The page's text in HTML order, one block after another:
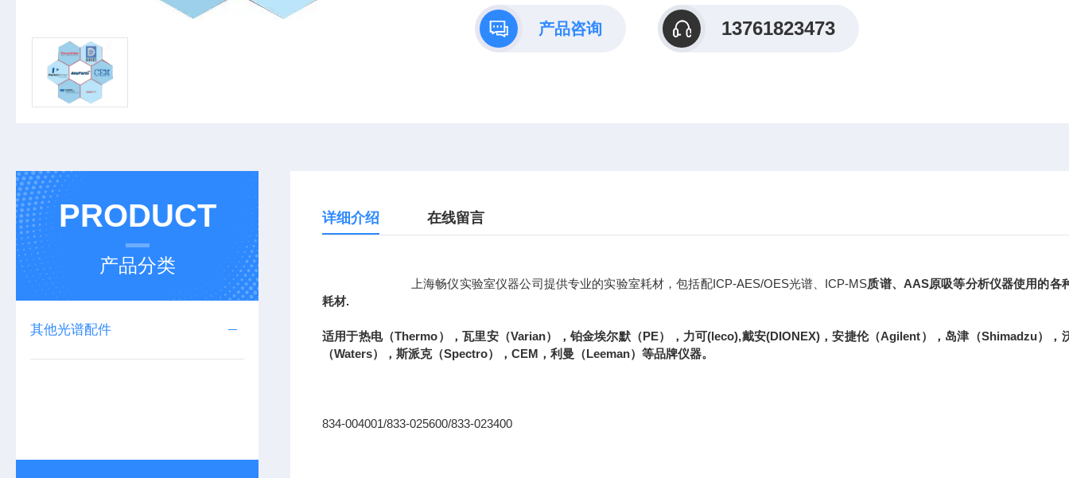
产品咨询 13761823473
PRODUCT
产品分类
其他光谱配件
详细介绍 在线留言
上海畅仪实验室仪器公司提供专业的实验室耗材，包括配ICP-AES/OES光谱、ICP-MS质谱、 AAS原吸等分析仪器使用的各
耗材.
适用于热电（Thermo），瓦里安（Varian），铂金埃尔默（PE）， 力可(leco),戴安(DIONEX) ，安捷伦（Agilent），岛津（Shimadzu），
（Waters），斯派克（Spectro）， CEM ，利曼（Leeman）等品牌仪器。
834-004001/833-025600/833-023400